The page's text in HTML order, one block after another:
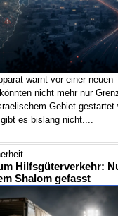
warnt vor einer neuen
nicht mehr nur
Gebiet gestartet
es bislang nicht....
Hilfsgüterverkehr:
Shalom gefasst